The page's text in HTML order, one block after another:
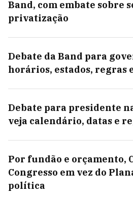
Band, com embate sobre
privatização
Debate da Band para
horários, estados, regras
Debate para presidente
veja calendário, datas e
Por fundão e orçamento,
Congresso em vez do
política